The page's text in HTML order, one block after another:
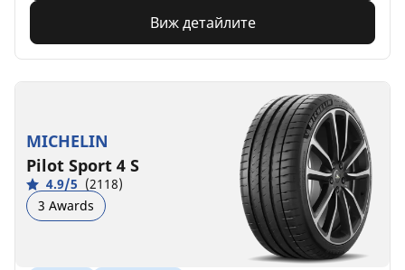
Виж детайлите
MICHELIN
Pilot Sport 4 S
4.9/5 (2118)
3 Awards